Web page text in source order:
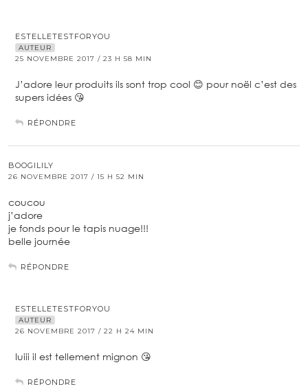
ESTELLETESTFORYOU
AUTEUR
25 NOVEMBRE 2017 / 23 H 58 MIN
J’adore leur produits ils sont trop cool 😊 pour noël c’est des
supers idées 😘
RÉPONDRE
BOOGILILY
26 NOVEMBRE 2017 / 15 H 52 MIN
coucou
j’adore
je fonds pour le tapis nuage!!!
belle journée
RÉPONDRE
ESTELLETESTFORYOU
AUTEUR
26 NOVEMBRE 2017 / 22 H 24 MIN
Iuiii il est tellement mignon 😘
RÉPONDRE